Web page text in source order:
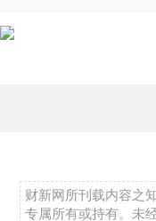
财新网所刊载内容之
专属所有或持有。未